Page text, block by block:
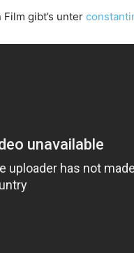
gibt’s unter